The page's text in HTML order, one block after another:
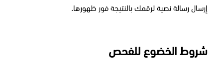
إرسال رسالة نصية لرقمك بالنتيجة فور ظهورها.
شروط الخضوع للفحص